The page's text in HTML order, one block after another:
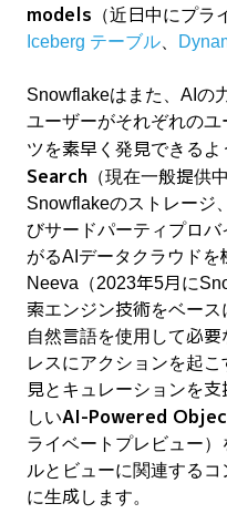
models （近日中にプラ
Iceberg テーブル
Snowflakeはまた、AIの
ユーザーがそれぞれの
ツを素早く発見できるよ
Search （現在一般提供
Snowflakeのストレージ
びサードパーティプロ
がるAIデータクラウドを
Neeva（2023年5月に
索エンジン技術をベー
自然言語を使用して必
レスにアクションを起
見とキュレーションを
しいAI-Powered
ライベートプレビュー
ルとビューに関連する
に生成します。